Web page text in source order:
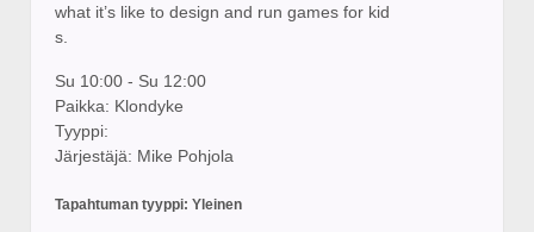
what it’s like to design and run games for kid
s.
Su 10:00 - Su 12:00
Paikka: Klondyke
Tyyppi:
Järjestäjä: Mike Pohjola
Tapahtuman tyyppi: Yleinen